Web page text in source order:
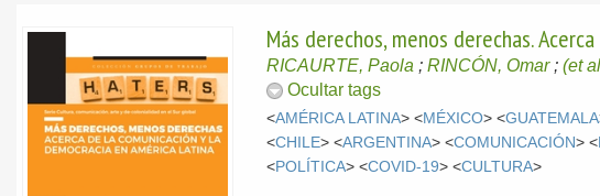
Más derechos, menos derechas.
RICAURTE, Paola ;RINCÓN, Omar;(et
Ocultar tags
<AMÉRICA LATINA> <MÉXICO> <GUATEMALA
<CHILE> <ARGENTINA> <COMUNICACIÓN> <
<POLÍTICA> <COVID-19> <CULTURA>